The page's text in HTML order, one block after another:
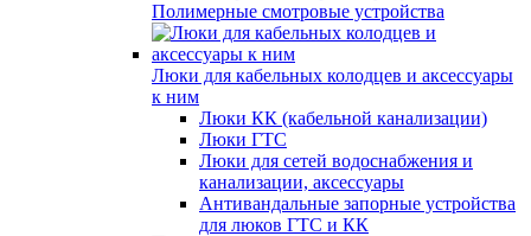
Полимерные смотровые устройства
Люки для кабельных колодцев и аксессуары
к ним
Люки КК (кабельной канализации)
Люки ГТС
Люки для сетей водоснабжения и
канализации, аксессуары
Антивандальные запорные устройства
для люков ГТС и КК